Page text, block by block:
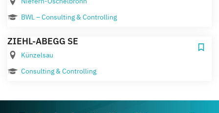
BWL – Consulting & Controlling
ZIEHL-ABEGG SE
Künzelsau
Consulting & Controlling